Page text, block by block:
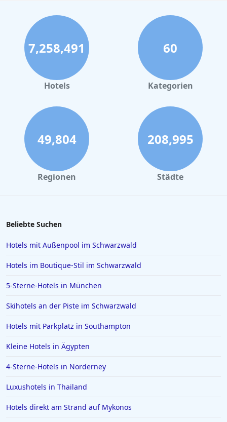
7,258,491
Hotels
60
Kategorien
49,804
Regionen
208,995
Städte
Beliebte Suchen
Hotels mit Außenpool im Schwarzwald
Hotels im Boutique-Stil im Schwarzwald
5-Sterne-Hotels in München
Skihotels an der Piste im Schwarzwald
Hotels mit Parkplatz in Southampton
Kleine Hotels in Ägypten
4-Sterne-Hotels in Norderney
Luxushotels in Thailand
Hotels direkt am Strand auf Mykonos